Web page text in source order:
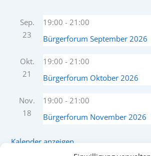
Sep.
23
19:00 -21:00
Bürgerforum September 2026
Okt.
21
19:00 -21:00
Bürgerforum Oktober 2026
Nov.
18
19:00 -21:00
Bürgerforum November 2026
Kalender anzeigen